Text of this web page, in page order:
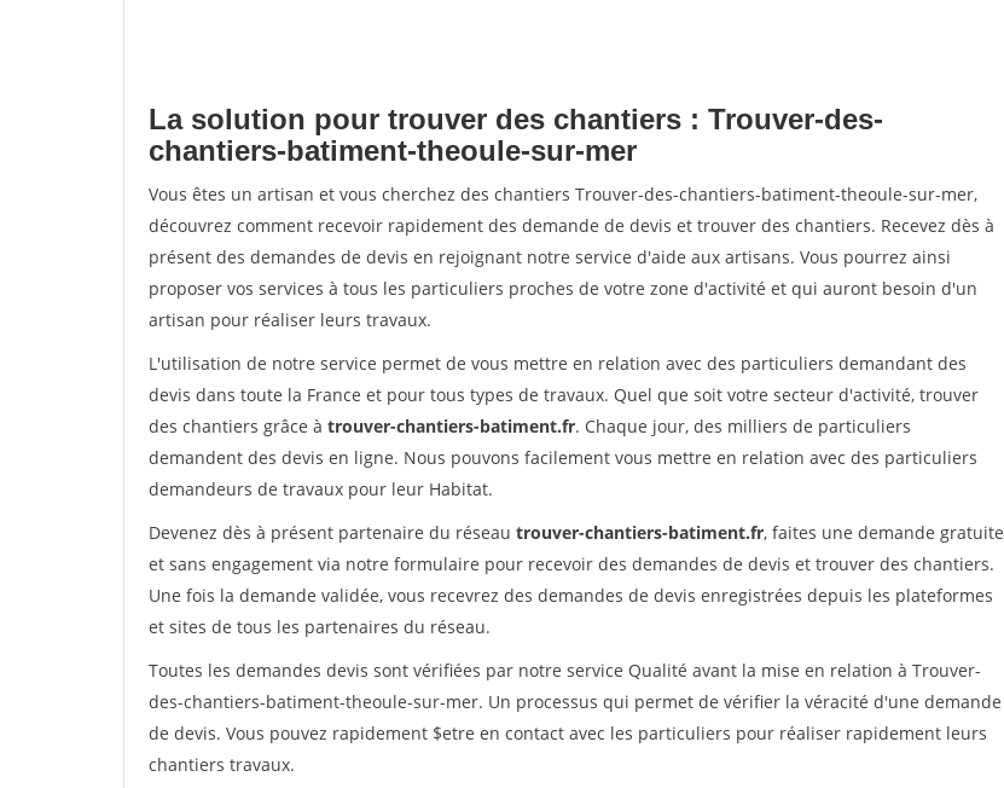
La solution pour trouver des chantiers : Trouver-des-
chantiers-batiment-theoule-sur-mer
Vous êtes un artisan et vous cherchez des chantiers Trouver-des-chantiers-batiment-theoule-sur-mer,
découvrez comment recevoir rapidement des demande de devis et trouver des chantiers. Recevez dès à
présent des demandes de devis en rejoignant notre service d'aide aux artisans. Vous pourrez ainsi
proposer vos services à tous les particuliers proches de votre zone d'activité et qui auront besoin d'un
artisan pour réaliser leurs travaux.
L'utilisation de notre service permet de vous mettre en relation avec des particuliers demandant des
devis dans toute la France et pour tous types de travaux. Quel que soit votre secteur d'activité, trouver
des chantiers grâce à trouver-chantiers-batiment.fr. Chaque jour, des milliers de particuliers
demandent des devis en ligne. Nous pouvons facilement vous mettre en relation avec des particuliers
demandeurs de travaux pour leur Habitat.
Devenez dès à présent partenaire du réseau trouver-chantiers-batiment.fr, faites une demande gratuite
et sans engagement via notre formulaire pour recevoir des demandes de devis et trouver des chantiers.
Une fois la demande validée, vous recevrez des demandes de devis enregistrées depuis les plateformes
et sites de tous les partenaires du réseau.
Toutes les demandes devis sont vérifiées par notre service Qualité avant la mise en relation à Trouver-
des-chantiers-batiment-theoule-sur-mer. Un processus qui permet de vérifier la véracité d'une demande
de devis. Vous pouvez rapidement $etre en contact avec les particuliers pour réaliser rapidement leurs
chantiers travaux.